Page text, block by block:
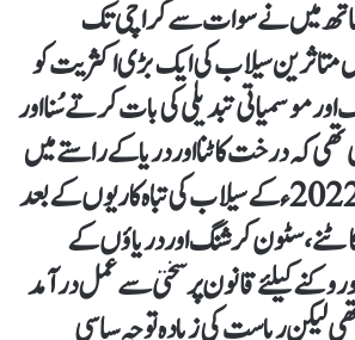
میں نے سوات سے کراچی تک
ء میں متاثرین سیلاب کی ایک بڑی اکثریت کو
موسمیاتی تبدیلی کی بات کرتے سُنا اور
تھی کہ درخت کاٹنا اور دریا کے راستے میں
عمارت بنانا غلط ہے، 2022 ء کے سیلاب کی تباہ کاریوں کے بعد
، سٹون کرشنگ اور دریاؤں کے
کیلئے قانون پر سختی سے عمل درآمد
ریاست کی زیادہ توجہ سیاسی